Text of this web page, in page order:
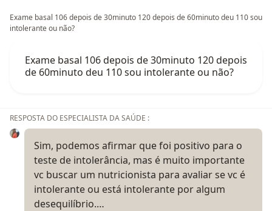
Exame basal 106 depois de 30minuto 120 depois de 60minuto deu 110 sou
intolerante ou não?
Exame basal 106 depois de 30minuto 120 depois
de 60minuto deu 110 sou intolerante ou não?
RESPOSTA DO ESPECIALISTA DA SAÚDE :
Sim, podemos afirmar que foi positivo para o
teste de intolerância, mas é muito importante
vc buscar um nutricionista para avaliar se vc é
intolerante ou está intolerante por algum
desequilíbrio.…